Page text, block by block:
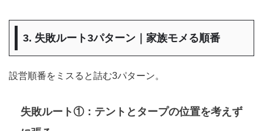
3. 失敗ルート3パターン｜家族モメる順番
設営順番をミスると詰む3パターン。
失敗ルート①：テントとタープの位置を考えず